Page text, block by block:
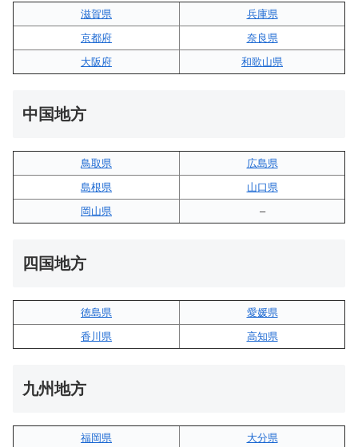
滋賀県
兵庫県
京都府
奈良県
大阪府
和歌山県
中国地方
鳥取県
広島県
島根県
山口県
岡山県
–
四国地方
徳島県
愛媛県
香川県
高知県
九州地方
福岡県 大分県